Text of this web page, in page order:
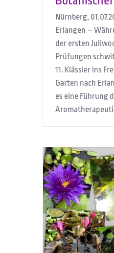
Nürnberg,
Erlangen –
der ersten
Prüfungen
11. Klässler ins
Garten nach
es eine Führung